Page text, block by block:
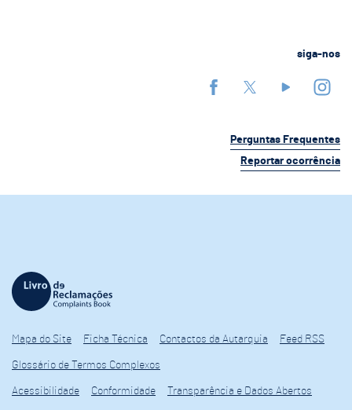
siga-nos
Perguntas Frequentes
Reportar ocorrência
Mapa do Site Ficha Técnica Contactos da Autarquia Feed RSS
Glossário de Termos Complexos
Acessibilidade Conformidade Transparência e Dados Abertos